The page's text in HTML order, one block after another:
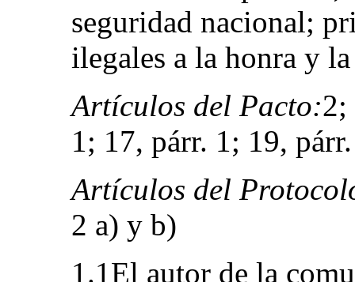
seguridad nacional;
ilegales a la honra y
Artículos del Pacto:2;
1; 17, párr. 1; 19,
Artículos del
2 a) y b)
1.1El autor de la